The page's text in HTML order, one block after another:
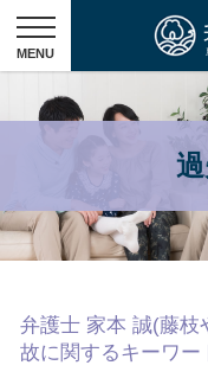
弁護士 家本 誠(藤枝
故に関するキーワー